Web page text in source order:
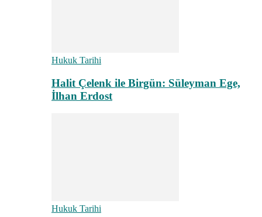
Hukuk Tarihi
Halit Çelenk ile Birgün: Süleyman Ege,
İlhan Erdost
Hukuk Tarihi